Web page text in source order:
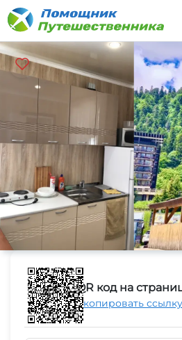
QR код на
Скопировать ссылку